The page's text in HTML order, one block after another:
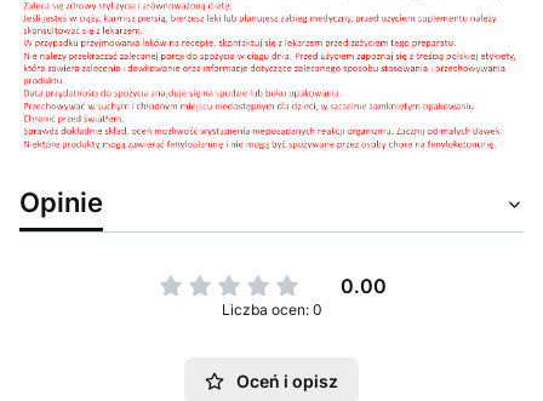
Opinie
0.00
Liczba ocen: 0
Oceń i opisz